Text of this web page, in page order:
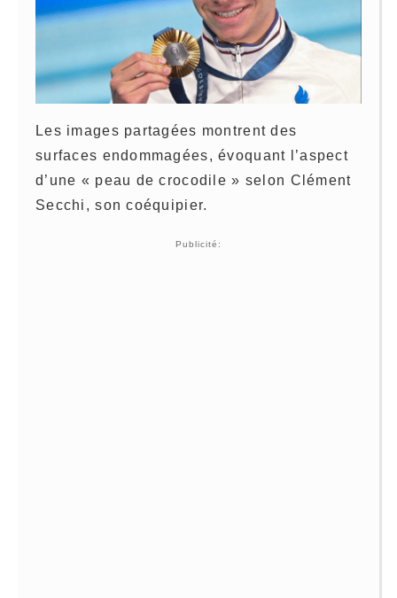
Les images partagées montrent des
surfaces endommagées, évoquant l’aspect
d’une « peau de crocodile » selon Clément
Secchi, son coéquipier.
Publicité: